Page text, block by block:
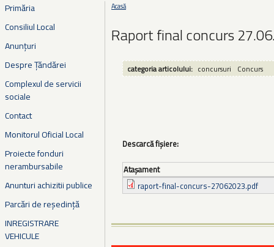
Primăria
Consiliul Local
Anunțuri
Despre Țăndărei
Complexul de servicii
sociale
Contact
Monitorul Oficial Local
Proiecte fonduri
nerambursabile
Anunturi achizitii publice
Parcări de reședință
INREGISTRARE
VEHICULE
Eşti aici
Acasă
Raport final concurs
categoria articolului: concursuri Concurs
Descarcă fișiere:
Ataşament
raport-final-concurs-27062023.pdf